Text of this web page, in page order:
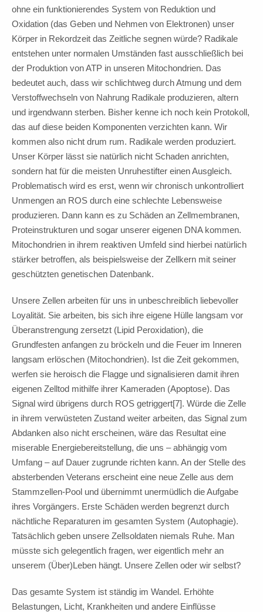
ohne ein funktionierendes System von Reduktion und
Oxidation (das Geben und Nehmen von Elektronen) unser
Körper in Rekordzeit das Zeitliche segnen würde? Radikale
entstehen unter normalen Umständen fast ausschließlich bei
der Produktion von ATP in unseren Mitochondrien. Das
bedeutet auch, dass wir schlichtweg durch Atmung und dem
Verstoffwechseln von Nahrung Radikale produzieren, altern
und irgendwann sterben. Bisher kenne ich noch kein Protokoll,
das auf diese beiden Komponenten verzichten kann. Wir
kommen also nicht drum rum. Radikale werden produziert.
Unser Körper lässt sie natürlich nicht Schaden anrichten,
sondern hat für die meisten Unruhestifter einen Ausgleich.
Problematisch wird es erst, wenn wir chronisch unkontrolliert
Unmengen an ROS durch eine schlechte Lebensweise
produzieren. Dann kann es zu Schäden an Zellmembranen,
Proteinstrukturen und sogar unserer eigenen DNA kommen.
Mitochondrien in ihrem reaktiven Umfeld sind hierbei natürlich
stärker betroffen, als beispielsweise der Zellkern mit seiner
geschützten genetischen Datenbank.
Unsere Zellen arbeiten für uns in unbeschreiblich liebevoller
Loyalität. Sie arbeiten, bis sich ihre eigene Hülle langsam vor
Überanstrengung zersetzt (Lipid Peroxidation), die
Grundfesten anfangen zu bröckeln und die Feuer im Inneren
langsam erlöschen (Mitochondrien). Ist die Zeit gekommen,
werfen sie heroisch die Flagge und signalisieren damit ihren
eigenen Zelltod mithilfe ihrer Kameraden (Apoptose). Das
Signal wird übrigens durch ROS getriggert[7]. Würde die Zelle
in ihrem verwüsteten Zustand weiter arbeiten, das Signal zum
Abdanken also nicht erscheinen, wäre das Resultat eine
miserable Energiebereitstellung, die uns – abhängig vom
Umfang – auf Dauer zugrunde richten kann. An der Stelle des
absterbenden Veterans erscheint eine neue Zelle aus dem
Stammzellen-Pool und übernimmt unermüdlich die Aufgabe
ihres Vorgängers. Erste Schäden werden begrenzt durch
nächtliche Reparaturen im gesamten System (Autophagie).
Tatsächlich geben unsere Zellsoldaten niemals Ruhe. Man
müsste sich gelegentlich fragen, wer eigentlich mehr an
unserem (Über)Leben hängt. Unsere Zellen oder wir selbst?
Das gesamte System ist ständig im Wandel. Erhöhte
Belastungen, Licht, Krankheiten und andere Einflüsse